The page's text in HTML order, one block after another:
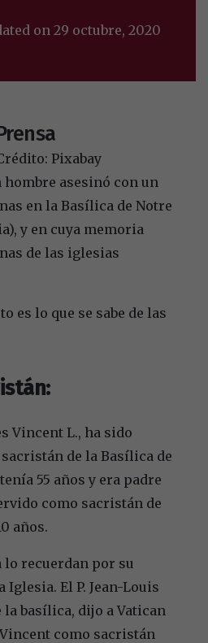
on29 octubre, 2020
Pixabay
hombre asesinó con un
en la Basílica de Notre
y en cuya memoria
de las iglesias
es lo que se sabe de las
Vincent L., ha sido
de la Basílica de
55 años y era padre
como sacristán de
años.
lo recuerdan por su
El P. Jean-Louis
basílica, dijo a Vatican
como sacristán